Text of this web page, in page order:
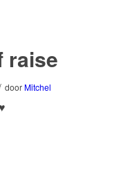
raise
door Mitchel